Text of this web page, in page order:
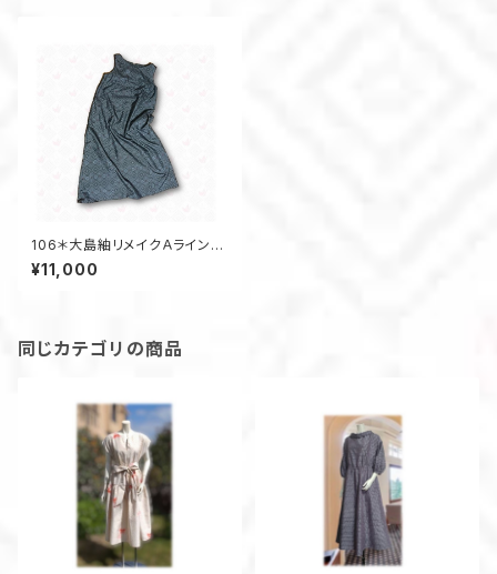
106＊大島紬リメイクＡラインワ
ンピース
¥11,000
同じカテゴリの商品